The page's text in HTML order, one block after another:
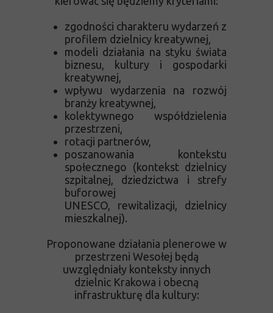
zgodności charakteru wydarzeń z
profilem dzielnicy kreatywnej,
modeli działania na styku świata
biznesu, kultury i gospodarki
kreatywnej,
wpływu wydarzenia na rozwój
branży kreatywnej,
kolektywnego współdzielenia
przestrzeni,
rotacji partnerów,
poszanowania kontekstu
społecznego (kontekst dzielnicy
szpitalnej, dziedzictwa i strefy
buforowej
UNESCO, rewitalizacji, dzielnicy
mieszkalnej).
Proponowane działania plenerowe w
przestrzeni Wesołej będą
uwzględniały konteksty innych
dzielnic Krakowa i obecną
infrastrukturę dla kultury: